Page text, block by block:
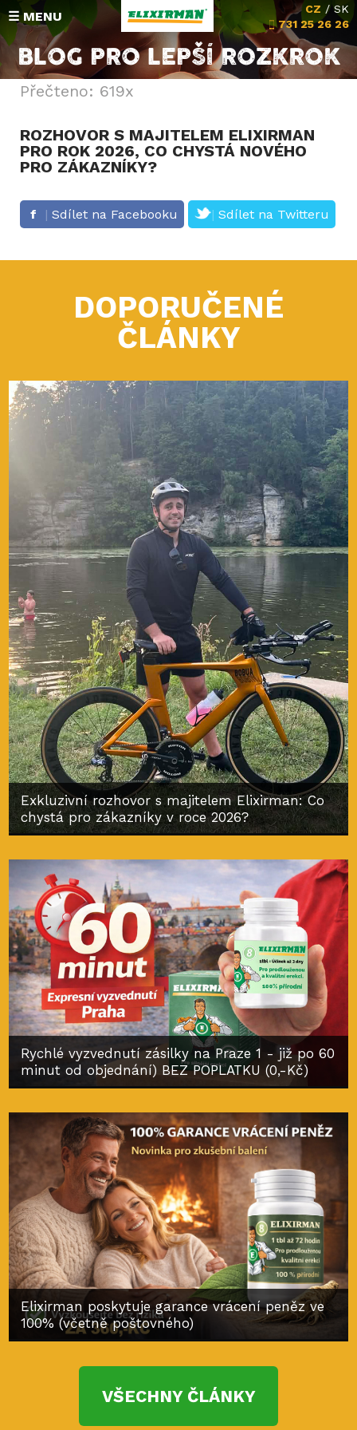
☰ MENU
HODNOCENÍ
Michalova poradna
KONTAKT
CZ /SK
731 25 26 26
BLOG PRO LEPŠÍ ROZKROK
Přečteno: 619x
ROZHOVOR S MAJITELEM ELIXIRMAN
PRO ROK 2026, CO CHYSTÁ NOVÉHO
PRO ZÁKAZNÍKY?
Sdílet na Facebooku Sdílet na Twitteru
DOPORUČENÉ
ČLÁNKY
Exkluzivní rozhovor s majitelem Elixirman: Co
chystá pro zákazníky v roce 2026?
Rychlé vyzvednutí zásilky na Praze 1 - již po 60
minut od objednání) BEZ POPLATKU (0,-Kč)
Elixirman poskytuje garance vrácení peněz ve
100% (včetně poštovného)
VŠECHNY ČLÁNKY